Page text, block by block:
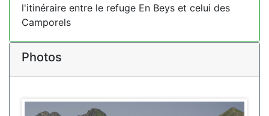
l'itinéraire entre le refuge En Beys et celui des
Camporels
Photos